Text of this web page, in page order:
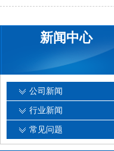
新闻中心
公司新闻
行业新闻
常见问题